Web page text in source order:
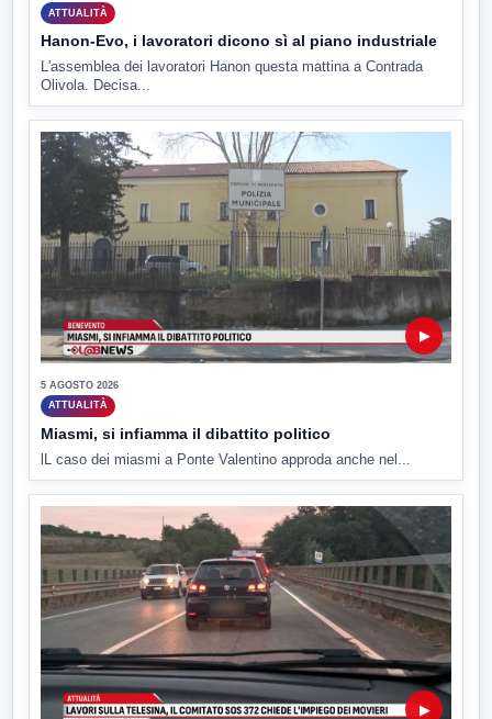
ATTUALITÀ
Hanon-Evo, i lavoratori dicono sì al piano industriale
L'assemblea dei lavoratori Hanon questa mattina a Contrada
Olivola. Decisa...
▶
5 AGOSTO 2026
ATTUALITÀ
Miasmi, si infiamma il dibattito politico
lL caso dei miasmi a Ponte Valentino approda anche nel...
▶